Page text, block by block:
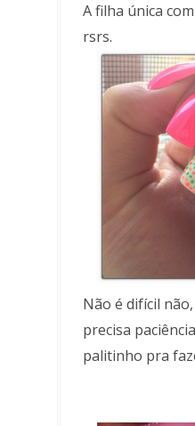
A filha única
rsrs.
Não é difícil
precisa
palitinho pra